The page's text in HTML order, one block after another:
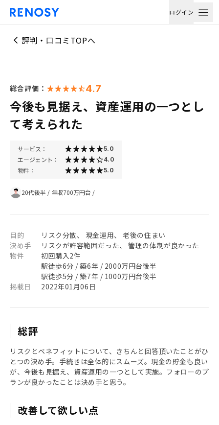
ログイン
評判・口コミTOPへ
総合評価： 4.7
今後も見据え、資産運用の一つとし
て考えられた
サービス： 5.0
エージェント： 4.0
物件： 5.0
20代後半 / 年収700万円台 /
目的
リスク分散、 現金運用、 老後の住まい
決め手
リスクが許容範囲だった、 管理の体制が良かった
物件
初回購入2件
駅徒歩6分 / 築6年 / 2000万円台後半
駅徒歩5分 / 築7年 / 1000万円台後半
掲載日
2022年01月06日
総評
リスクとベネフィットについて、きちんと回答頂いたことがひ
とつの決め手。手続きは全体的にスムーズ。現金の貯金も良い
が、今後も見据え、資産運用の一つとして実施。フォローのプ
ランが良かったことは決め手と思う。
改善して欲しい点